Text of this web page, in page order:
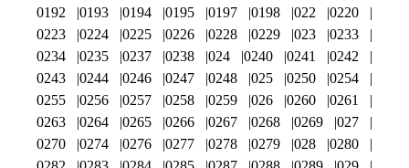
0192
0193 0194 0195 0197 0198 022
0220
0223
0224 0225 0226 0228 0229 023
0233
0234
0235 0237 0238 024 0240 0241
0242
0243
0244 0246 0247 0248 025 0250
0254
0255
0256 0257 0258 0259 026 0260
0261
0263
0264 0265 0266 0267 0268 0269
027
0270
0274 0276 0277 0278 0279 028
0280